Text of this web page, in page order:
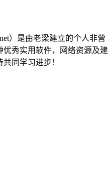
）是由老梁建立的个人非营
秀实用软件，网络资源及建
同学习进步！